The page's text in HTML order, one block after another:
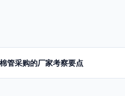
管采购的厂家考察要点